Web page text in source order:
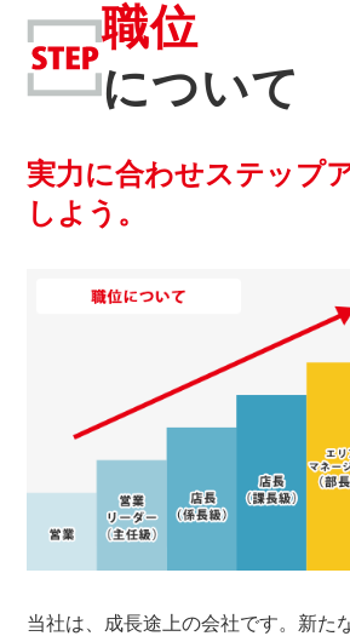
職位
について
実力に合わせステップ
しよう。
当社は、成長途上の会社です。新た